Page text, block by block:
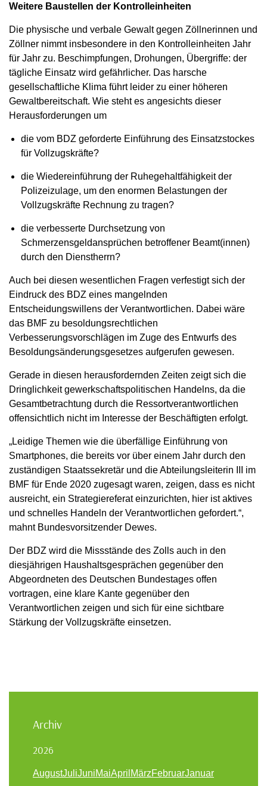
Weitere Baustellen der Kontrolleinheiten
Die physische und verbale Gewalt gegen Zöllnerinnen und
Zöllner nimmt insbesondere in den Kontrolleinheiten Jahr
für Jahr zu. Beschimpfungen, Drohungen, Übergriffe: der
tägliche Einsatz wird gefährlicher. Das harsche
gesellschaftliche Klima führt leider zu einer höheren
Gewaltbereitschaft. Wie steht es angesichts dieser
Herausforderungen um
die vom BDZ geforderte Einführung des Einsatzstockes
für Vollzugskräfte?
die Wiedereinführung der Ruhegehaltfähigkeit der
Polizeizulage, um den enormen Belastungen der
Vollzugskräfte Rechnung zu tragen?
die verbesserte Durchsetzung von
Schmerzensgeldansprüchen betroffener Beamt(innen)
durch den Dienstherrn?
Auch bei diesen wesentlichen Fragen verfestigt sich der
Eindruck des BDZ eines mangelnden
Entscheidungswillens der Verantwortlichen. Dabei wäre
das BMF zu besoldungsrechtlichen
Verbesserungsvorschlägen im Zuge des Entwurfs des
Besoldungsänderungsgesetzes aufgerufen gewesen.
Gerade in diesen herausfordernden Zeiten zeigt sich die
Dringlichkeit gewerkschaftspolitischen Handelns, da die
Gesamtbetrachtung durch die Ressortverantwortlichen
offensichtlich nicht im Interesse der Beschäftigten erfolgt.
„Leidige Themen wie die überfällige Einführung von
Smartphones, die bereits vor über einem Jahr durch den
zuständigen Staatssekretär und die Abteilungsleiterin III im
BMF für Ende 2020 zugesagt waren, zeigen, dass es nicht
ausreicht, ein Strategiereferat einzurichten, hier ist aktives
und schnelles Handeln der Verantwortlichen gefordert.“,
mahnt Bundesvorsitzender Dewes.
Der BDZ wird die Missstände des Zolls auch in den
diesjährigen Haushaltsgesprächen gegenüber den
Abgeordneten des Deutschen Bundestages offen
vortragen, eine klare Kante gegenüber den
Verantwortlichen zeigen und sich für eine sichtbare
Stärkung der Vollzugskräfte einsetzen.
Archiv
2026
AugustJuliJuniMaiApril MärzFebruarJanuar